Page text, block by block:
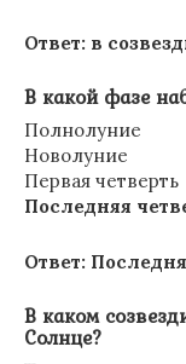
Ответ: в
В какой фазе
Полнолуние
Новолуние
Первая четверть
Последняя
Ответ:
В каком
Солнце?